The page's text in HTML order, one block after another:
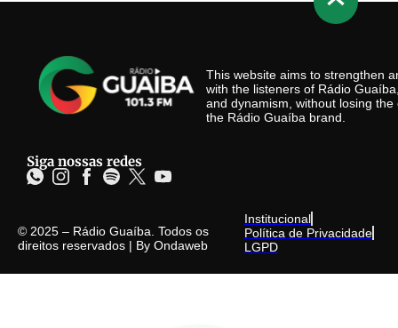
This website aims to strengthen
with the listeners of Rádio
and dynamism, without losing
the Rádio Guaíba brand.
Siga nossas redes
© 2025 – Rádio Guaíba. Todos os
direitos reservados | By Ondaweb
Institucional
Política de Privacidade
LGPD